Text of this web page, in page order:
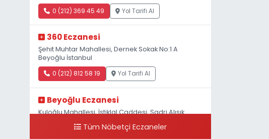
0 (212) 369 45 49 Yol Tarifi Al
360 Eczanesi
Şehit Muhtar Mahallesi, Dernek Sokak No:1 A
Beyoğlu İstanbul
0 (212) 812 58 19 Yol Tarifi Al
Beyoğlu Eczanesi
Kuloğlu Mahallesi, İstiklal Caddesi, Sadri Alışık
Tüm Nöbetçi Eczaneler